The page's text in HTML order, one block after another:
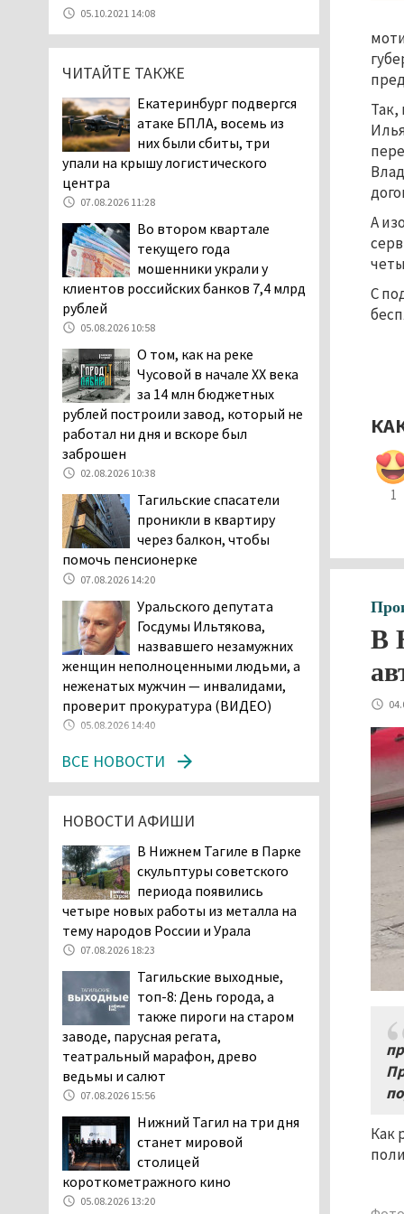
А
С
1
В
Как
уголовное дело о
мошенничестве при
строительстве ИЖС в Нижнем
Тагиле
Екатеринбург подвергся
атаке БПЛА, восемь из
них были сбиты, три
упали на крышу логистического
центра
Тагильские спасатели
помогли заблудившемуся
в лесу мужчине найти
дорогу домой
06.08.2026 16:28
Прокуратура
Дзержинского района
Нижнего Тагила
возбудила административное дело в
отношении «Водоканала-НТ» из-за
отсутствия холодной воды
06.08.2026 15:42
Двое детей пострадали
при сходе трамвая с
рельсов в Нижнем Тагиле
Правительство РФ
разрешило производство
и продажу бензина класса
«Евро-2», в котором содержание
серы в 10 раз выше, чем в топливе
«Евро-5». Это опасно для здоровья и
повышает износ автомобиля
больнице № 3 Нижнего
Тагила опровергли
заявили, что их дочь в палате
покусала бельевая вошь
06.08.2026 13:02
В Нижнем Тагиле на три
дня запретят
электросамокаты
06.08.2026 11:41
«Я уверен, это бельевая
вошь». Родители 10-
летней девочки
пожаловались на кровососущих
паразитов, которые искусали их
ребёнка в детской больнице
Нижнего Тагила
05.08.2026 17:59
Директора уральского
предприятия по
производству дронов
«Упырь» подорвали в автомобиле
05.10.2021 14:08
ЧИТАЙТЕ ТАКЖЕ
Екатеринбург подвергся
атаке БПЛА, восемь из
них были сбиты, три
упали на крышу логистического
центра
07.08.2026 11:28
Во втором квартале
текущего года
мошенники украли у
клиентов российских банков 7,4 млрд
рублей
05.08.2026 10:58
О том, как на реке
Чусовой в начале XX века
за 14 млн бюджетных
рублей построили завод, который не
работал ни дня и вскоре был
заброшен
02.08.2026 10:38
Тагильские спасатели
проникли в квартиру
через балкон, чтобы
помочь пенсионерке
07.08.2026 14:20
Уральского депутата
Госдумы Ильтякова,
назвавшего незамужних
женщин неполноценными людьми, а
неженатых мужчин — инвалидами,
проверит прокуратура (ВИДЕО)
05.08.2026 14:40
ВСЕ НОВОСТИ
НОВОСТИ АФИШИ
В Нижнем Тагиле в Парке
скульптуры советского
периода появились
четыре новых работы из металла на
тему народов России и Урала
07.08.2026 18:23
Тагильские выходные,
топ-8: День города, а
также пироги на старом
заводе, парусная регата,
театральный марафон, древо
ведьмы и салют
07.08.2026 15:56
Нижний Тагил на три дня
станет мировой
столицей
короткометражного кино
05.08.2026 13:20